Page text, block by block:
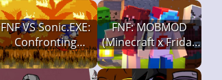
Chaos
FNF VS Sonic.EXE:
Confronting
Yourself (Retake)
FNF: MOBMOD
(Minecraft x Friday
Night Funkin')